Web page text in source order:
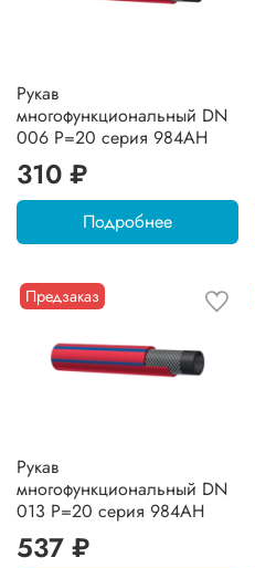
Рукав
многофункциональный DN
006 P=20 серия 984AH
310 ₽
Подробнее
Предзаказ
Рукав
многофункциональный DN
013 P=20 серия 984AH
537 ₽